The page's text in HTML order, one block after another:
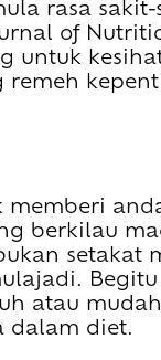
rasa
of
untuk
memberi
berkilau
setakat
atau
dalam diet.